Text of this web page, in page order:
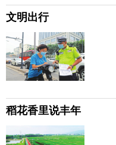
文明出行
稻花香里说丰年